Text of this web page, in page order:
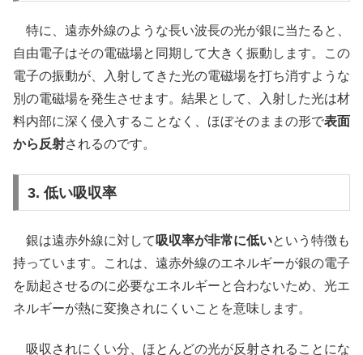
特に、遠赤外線のような長い波長の光が銀に当たると、
自由電子はその電磁場と同期して大きく振動します。この
電子の振動が、入射してきた光の電磁場を打ち消すような
別の電磁場を発生させます。結果として、入射した光は材
料内部に深く侵入することなく、ほぼそのままの形で表面
から反射されるのです。
3. 低い吸収率
銀は遠赤外線に対して 吸収率が非常に低いという特徴も
持っています。これは、遠赤外線のエネルギーが銀の電子
を励起させるのに必要なエネルギーと合わないため、光エ
ネルギーが熱に変換されにくいことを意味します。
吸収されにくい分、ほとんどの光が反射されることにな